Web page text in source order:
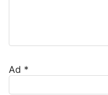
Ad *